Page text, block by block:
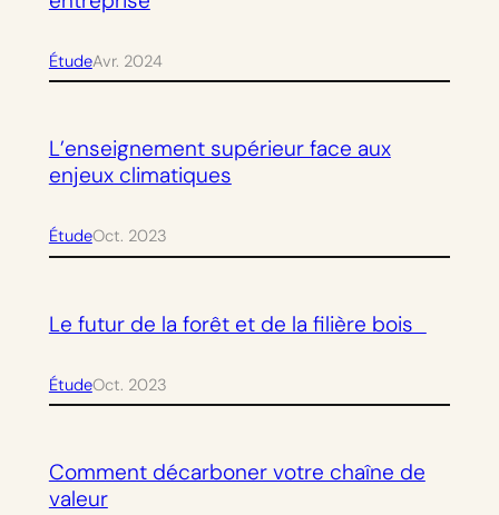
ÉtudeAvr. 2024
L’enseignement supérieur face aux
enjeux climatiques
ÉtudeOct. 2023
Le futur de la forêt et de la filière bois
ÉtudeOct. 2023
Comment décarboner votre chaîne de
valeur